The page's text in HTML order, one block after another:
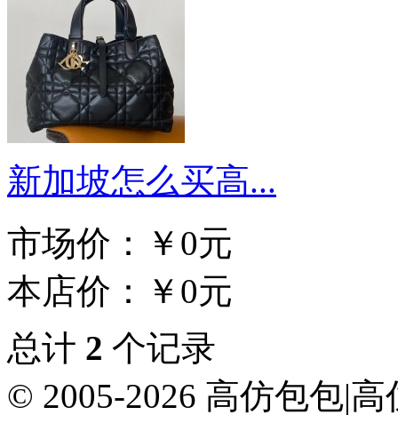
新加坡怎么买高...
市场价：
￥0元
本店价：
￥0元
总计 2 个记录
© 2005-2026 高仿包包|